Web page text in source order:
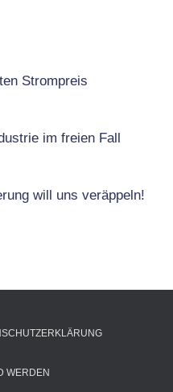
Strompreis
im freien Fall
will uns veräppeln!
WERDEN